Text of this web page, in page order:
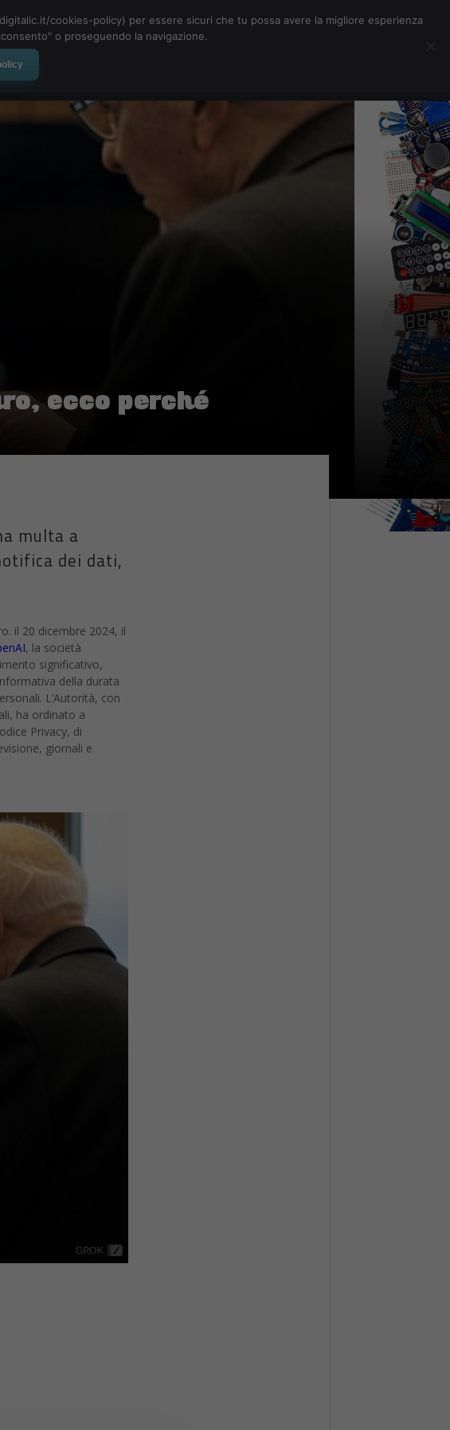
Tech-News
ecco perché
multa a
dei dati,
il 20 dicembre 2024, il
, la società
significativo,
della durata
L’Autorità, con
ha ordinato a
Privacy, di
giornali e
cookies-policy) per essere sicuri che tu possa avere la migliore esperienza
o proseguendo la navigazione.